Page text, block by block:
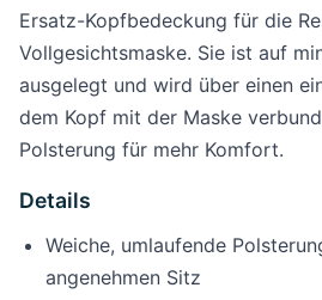
Ersatz-Kopfbedeckung für die
Vollgesichtsmaske. Sie ist auf
ausgelegt und wird über einen
dem Kopf mit der Maske
Polsterung für mehr Komfort.
Details
Weiche, umlaufende
angenehmen Sitz